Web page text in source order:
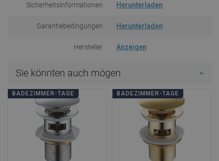
Sicherheitsinformationen Herunterladen
Garantiebedingungen Herunterladen
Hersteller Anzeigen
Sie könnten auch mögen
BADEZIMMER-TAGE BADEZIMMER-TAGE